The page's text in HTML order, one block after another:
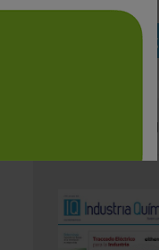
Revista